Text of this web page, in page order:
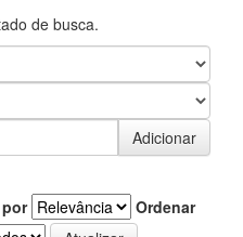
de busca.
Ordenar